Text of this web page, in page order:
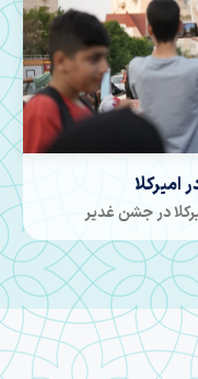
در امیرکلا
شد